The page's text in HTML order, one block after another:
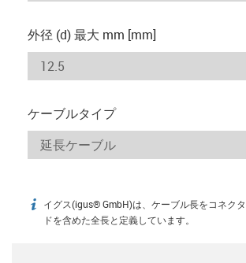
外径 (d) 最大 mm [mm]
ケーブルタイプ
igus-icon-info
イグス(igus® GmbH)は、ケーブル長をコネク
ドを含めた全長と定義しています。